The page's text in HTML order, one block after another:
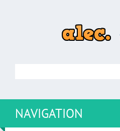
NAVIGATION